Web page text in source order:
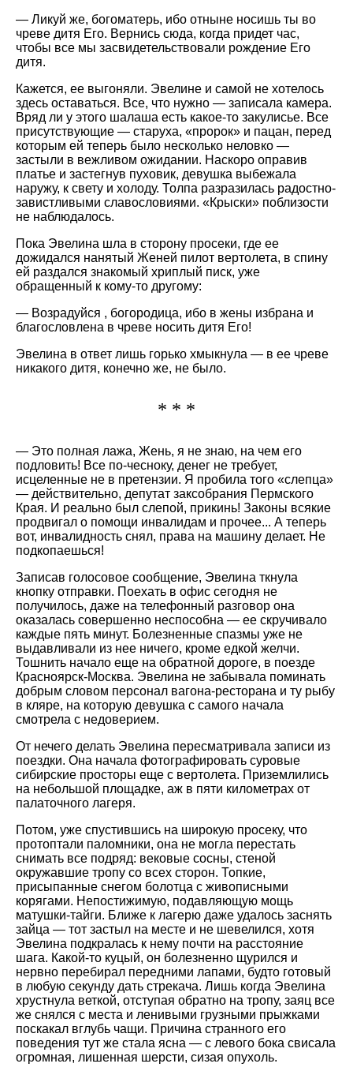
— Ликуй же, богоматерь, ибо отныне носишь ты во
чреве дитя Его. Вернись сюда, когда придет час,
чтобы все мы засвидетельствовали рождение Его
дитя.
Кажется, ее выгоняли. Эвелине и самой не хотелось
здесь оставаться. Все, что нужно — записала камера.
Вряд ли у этого шалаша есть какое-то закулисье. Все
присутствующие — старуха,
пророк
и пацан, перед
которым ей теперь было несколько неловко —
застыли в вежливом ожидании. Наскоро оправив
платье и застегнув пуховик, девушка выбежала
наружу, к свету и холоду. Толпа разразилась радостно-
завистливыми славословиями.
Крыски
поблизости
не наблюдалось.
Пока Эвелина шла в сторону просеки, где ее
дожидался нанятый Женей пилот вертолета, в спину
ей раздался знакомый хриплый писк, уже
обращенный к кому-то другому:
— Возрадуйся , богородица, ибо в жены избрана и
благословлена в чреве носить дитя Его!
Эвелина в ответ лишь горько хмыкнула — в ее чреве
никакого дитя, конечно же, не было.
* * *
— Это полная лажа, Жень, я не знаю, на чем его
подловить! Все по-чесноку, денег не требует,
исцеленные не в претензии. Я пробила того
слепца
— действительно, депутат заксобрания Пермского
Края. И реально был слепой, прикинь! Законы всякие
продвигал о помощи инвалидам и прочее... А теперь
вот, инвалидность снял, права на машину делает. Не
подкопаешься!
Записав голосовое сообщение, Эвелина ткнула
кнопку отправки. Поехать в офис сегодня не
получилось, даже на телефонный разговор она
оказалась совершенно неспособна — ее скручивало
каждые пять минут. Болезненные спазмы уже не
выдавливали из нее ничего, кроме едкой желчи.
Тошнить начало еще на обратной дороге, в поезде
Красноярск-Москва. Эвелина не забывала поминать
добрым словом персонал вагона-ресторана и ту рыбу
в кляре, на которую девушка с самого начала
смотрела с недоверием.
От нечего делать Эвелина пересматривала записи из
поездки. Она начала фотографировать суровые
сибирские просторы еще с вертолета. Приземлились
на небольшой площадке, аж в пяти километрах от
палаточного лагеря.
Потом, уже спустившись на широкую просеку, что
протоптали паломники, она не могла перестать
снимать все подряд: вековые сосны, стеной
окружавшие тропу со всех сторон. Топкие,
присыпанные снегом болотца с живописными
корягами. Непостижимую, подавляющую мощь
матушки-тайги. Ближе к лагерю даже удалось заснять
зайца — тот застыл на месте и не шевелился, хотя
Эвелина подкралась к нему почти на расстояние
шага. Какой-то куцый, он болезненно щурился и
нервно перебирал передними лапами, будто готовый
в любую секунду дать стрекача. Лишь когда Эвелина
хрустнула веткой, отступая обратно на тропу, заяц все
же снялся с места и ленивыми грузными прыжками
поскакал вглубь чащи. Причина странного его
поведения тут же стала ясна — с левого бока свисала
огромная, лишенная шерсти, сизая опухоль.